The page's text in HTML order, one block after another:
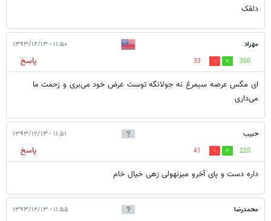
دلقک
مهراد ۱۱:۵۰ - ۱۳۹۳/۱۲/۱۳
300
33
پاسخ
ای مگس عرصه سیمرغ نه جولانگه توست عرض خود می‌بری و زحمت ما
می‌داری
حبیب ۱۱:۵۱ - ۱۳۹۳/۱۲/۱۳
220
41
پاسخ
داره دست و پای آخرو میزنهولی زهی خیال خام
محمدرضا ۱۱:۵۵ - ۱۳۹۳/۱۲/۱۳